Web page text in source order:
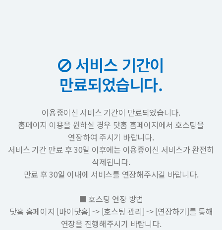
서비스 기간이
만료되었습니다.
이용중이신 서비스 기간이 만료되었습니다.
홈페이지 이용을 원하실 경우 닷홈 홈페이지에서 호스팅을
연장하여 주시기 바랍니다.
서비스 기간 만료 후 30일 이후에는 이용중이신 서비스가 완전히
삭제됩니다.
만료 후 30일 이내에 서비스를 연장해주시길 바랍니다.
■ 호스팅 연장 방법
닷홈 홈페이지 [마이닷홈] -> [호스팅 관리] -> [연장하기]를 통해
연장을 진행해주시기 바랍니다.